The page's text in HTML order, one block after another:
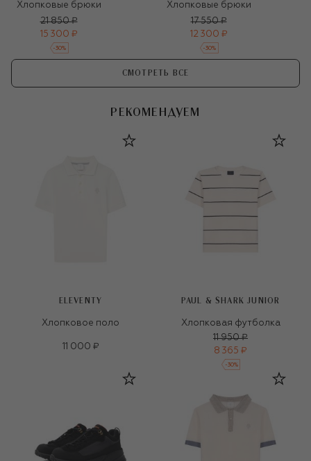
Хлопковые брюки
21 850 ₽
15 300 ₽
-30%
Хлопковые брюки
17 550 ₽
12 300 ₽
-30%
СМОТРЕТЬ ВСЕ
РЕКОМЕНДУЕМ
ELEVENTY
Хлопковое поло
11 000 ₽
PAUL & SHARK JUNIOR
Хлопковая футболка
11 950 ₽
8 365 ₽
-30%